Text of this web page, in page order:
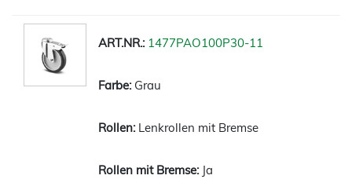
1477PAO100P30-11
Grau
Lenkrollen mit Bremse
Ja